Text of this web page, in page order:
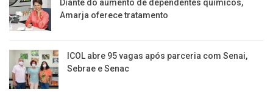
Diante do aumento de dependentes químicos,
Amarja oferece tratamento
ICOL abre 95 vagas após parceria com Senai,
Sebrae e Senac